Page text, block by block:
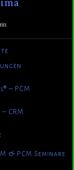
– PCM
CRM
& PCM Seminare